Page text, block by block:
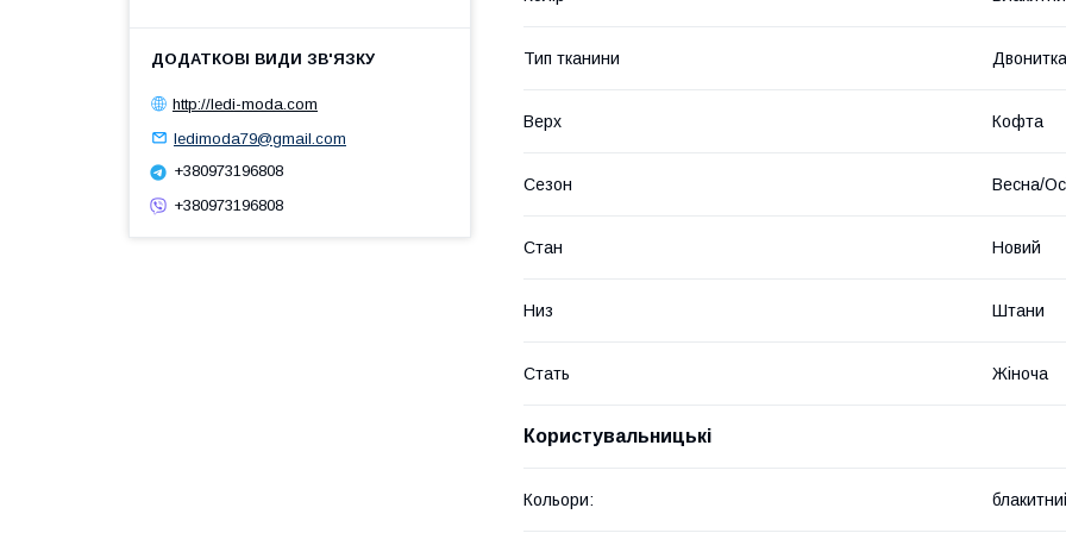
Тип тканини Двонитка
Верх Кофта
Сезон Весна/
Стан Новий
Низ Штани
Стать Жіноча
Користувальницькі
Кольори:
http://ledi-moda.com
ledimoda79@gmail.com
+380973196808
+380973196808